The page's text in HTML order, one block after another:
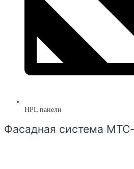
HPL панели
Фасадная система